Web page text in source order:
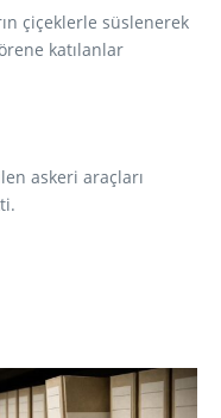
çiçeklerle süslenerek
katılanlar
askeri araçları